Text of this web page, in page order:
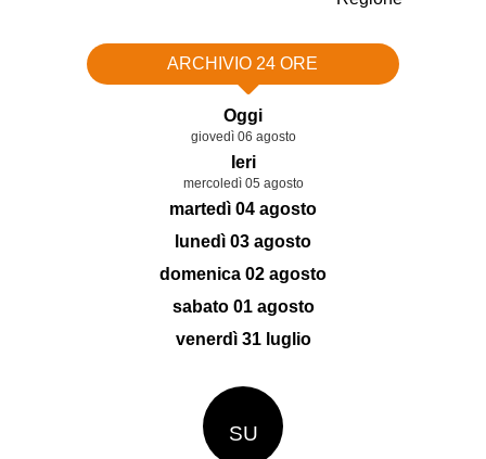
ARCHIVIO 24 ORE
Oggi
giovedì 06 agosto
Ieri
mercoledì 05 agosto
martedì 04 agosto
lunedì 03 agosto
domenica 02 agosto
sabato 01 agosto
venerdì 31 luglio
SU